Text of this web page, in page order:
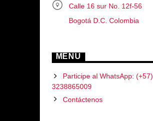
Calle 16 sur No. 12f-56
Bogotá D.C. Colombia
MENU
Participe al WhatsApp: (+57)
3238865009
Contáctenos